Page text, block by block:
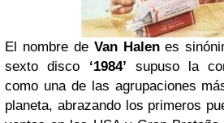
El nombre de Van Halenes
sexto disco ‘1984’ supuso la
como una de las agrupaciones
planeta, abrazando los primeros